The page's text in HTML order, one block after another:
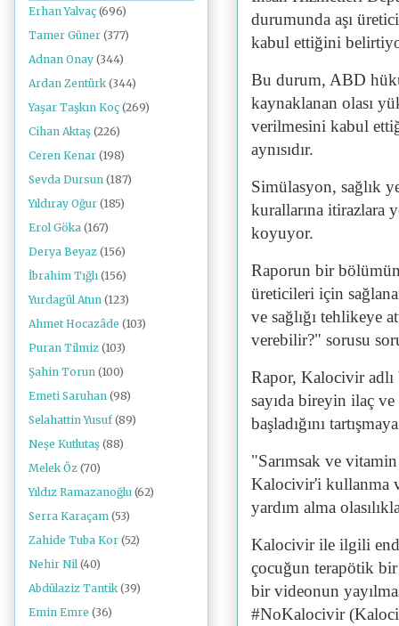
durumunda aşı
kabul ettiğini
Bu durum, ABD
kaynaklanan olası
verilmesini kabul
aynısıdır.
Simülasyon, sağlık
kurallarına itirazlara
koyuyor.
Raporun bir
üreticileri için
ve sağlığı tehlikeye
verebilir?" sorusu
Rapor, Kalocivir adlı
sayıda bireyin ilaç ve
başladığını
"Sarımsak ve
Kalocivir'i kullanma
yardım alma
Kalocivir ile ilgili
çocuğun terapötik
bir videonun
#NoKalocivir
Erhan Yalvaç (696)
Tamer Güner (377)
Adnan Onay (344)
Ardan Zentürk (344)
Yaşar Taşkın Koç (269)
Cihan Aktaş (226)
Ceren Kenar (198)
Sevda Dursun (187)
Yıldıray Oğur (185)
Erol Göka (167)
Derya Beyaz (156)
İbrahim Tığlı (156)
Yurdagül Atun (123)
Ahmet Hocazâde (103)
Puran Tilmiz (103)
Şahin Torun (100)
Emeti Saruhan (98)
Selahattin Yusuf (89)
Neşe Kutlutaş (88)
Melek Öz (70)
Yıldız Ramazanoğlu (62)
Serra Karaçam (53)
Zahide Tuba Kor (52)
Nehir Nil (40)
Abdülaziz Tantik (39)
Emin Emre (36)